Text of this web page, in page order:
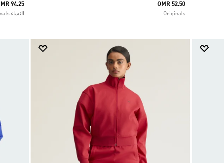
OMR 52.50
Originals
94.25
النساء Originals